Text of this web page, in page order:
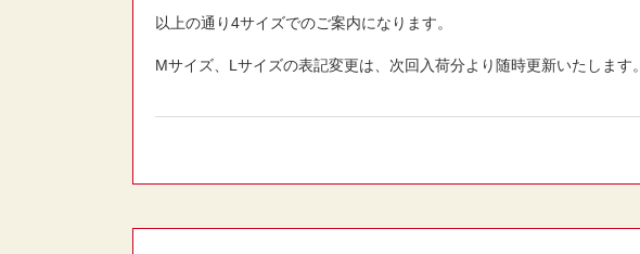
以上の通り4サイズでのご案内になります。
Mサイズ、Lサイズの表記変更は、次回入荷分より随時更新いたします。